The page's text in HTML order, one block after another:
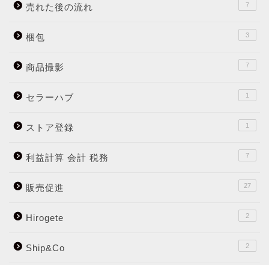
売れた後の流れ 7
梱包 3
商品撮影 7
セラーハブ 1
ストア登録 1
利益計算 会計 税務 7
販売促進 27
Hirogete 2
Ship&Co 2